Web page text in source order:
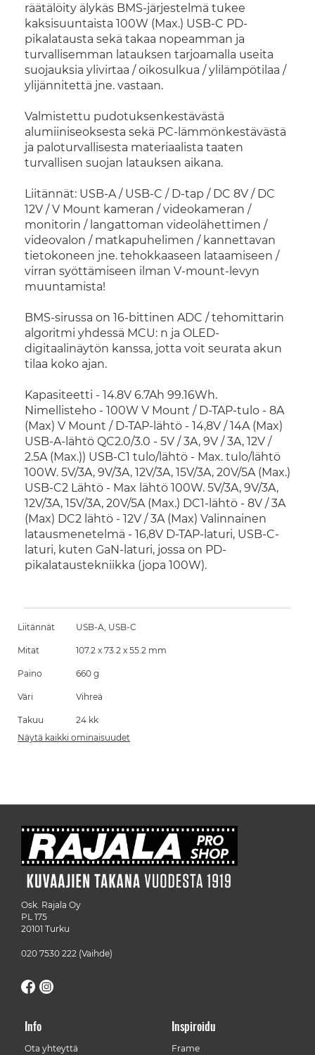
räätälöity älykäs BMS-järjestelmä tukee
kaksisuuntaista 100W (Max.) USB-C PD-
pikalatausta sekä takaa nopeamman ja
turvallisemman latauksen tarjoamalla useita
suojauksia ylivirtaa / oikosulkua / ylilämpötilaa /
ylijännitettä jne. vastaan.
Valmistettu pudotuksenkestävästä
alumiiniseoksesta sekä PC-lämmönkestävästä
ja paloturvallisesta materiaalista taaten
turvallisen suojan latauksen aikana.
Liitännät: USB-A / USB-C / D-tap / DC 8V / DC
12V / V Mount kameran / videokameran /
monitorin / langattoman videolähettimen /
videovalon / matkapuhelimen / kannettavan
tietokoneen jne. tehokkaaseen lataamiseen /
virran syöttämiseen ilman V-mount-levyn
muuntamista!
BMS-sirussa on 16-bittinen ADC / tehomittarin
algoritmi yhdessä MCU: n ja OLED-
digitaalinäytön kanssa, jotta voit seurata akun
tilaa koko ajan.
Kapasiteetti - 14.8V 6.7Ah 99.16Wh.
Nimellisteho - 100W V Mount / D-TAP-tulo - 8A
(Max) V Mount / D-TAP-lähtö - 14,8V / 14A (Max)
USB-A-lähtö QC2.0/3.0 - 5V / 3A, 9V / 3A, 12V /
2.5A (Max.)) USB-C1 tulo/lähtö - Max. tulo/lähtö
100W. 5V/3A, 9V/3A, 12V/3A, 15V/3A, 20V/5A (Max.)
USB-C2 Lähtö - Max lähtö 100W. 5V/3A, 9V/3A,
12V/3A, 15V/3A, 20V/5A (Max.) DC1-lähtö - 8V / 3A
(Max) DC2 lähtö - 12V / 3A (Max) Valinnainen
latausmenetelmä - 16,8V D-TAP-laturi, USB-C-
laturi, kuten GaN-laturi, jossa on PD-
pikalataustekniikka (jopa 100W).
Liitännät USB-A, USB-C
Mitat 107.2 x 73.2 x 55.2 mm
Paino 660 g
Väri Vihreä
Takuu
24 kk
Näytä kaikki ominaisuudet
Osk. Rajala Oy
PL 175
20101 Turku
020 7530 222 (Vaihde)
Info
Ota yhteyttä
Inspiroidu
Frame